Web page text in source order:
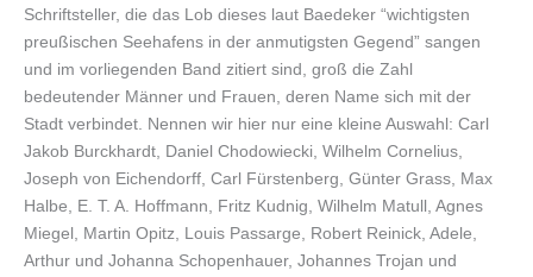
Schriftsteller, die das Lob dieses laut Baedeker “wichtigsten
preußischen Seehafens in der anmutigsten Gegend” sangen
und im vorliegenden Band zitiert sind, groß die Zahl
bedeutender Männer und Frauen, deren Name sich mit der
Stadt verbindet. Nennen wir hier nur eine kleine Auswahl: Carl
Jakob Burckhardt, Daniel Chodowiecki, Wilhelm Cornelius,
Joseph von Eichendorff, Carl Fürstenberg, Günter Grass, Max
Halbe, E. T. A. Hoffmann, Fritz Kudnig, Wilhelm Matull, Agnes
Miegel, Martin Opitz, Louis Passarge, Robert Reinick, Adele,
Arthur und Johanna Schopenhauer, Johannes Trojan und